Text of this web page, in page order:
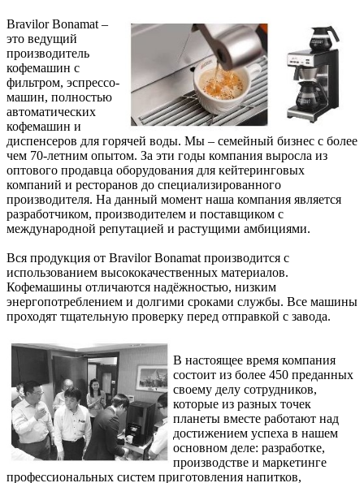
Bravilor Bonamat –
это ведущий
производитель
кофемашин с
фильтром, эспрессо-
машин, полностью
автоматических
кофемашин и
диспенсеров для горячей воды. Мы – семейный бизнес с более
чем 70-летним опытом. За эти годы компания выросла из
оптового продавца оборудования для кейтеринговых
компаний и ресторанов до специализированного
производителя. На данный момент наша компания является
разработчиком, производителем и поставщиком с
международной репутацией и растущими амбициями.
Вся продукция от Bravilor Bonamat производится с
использованием высококачественных материалов.
Кофемашины отличаются надёжностью, низким
энергопотреблением и долгими сроками службы. Все машины
проходят тщательную проверку перед отправкой с завода.
В настоящее время компания
состоит из более 450 преданных
своему делу сотрудников,
которые из разных точек
планеты вместе работают над
достижением успеха в нашем
основном деле: разработке,
производстве и маркетинге
профессиональных систем приготовления напитков,